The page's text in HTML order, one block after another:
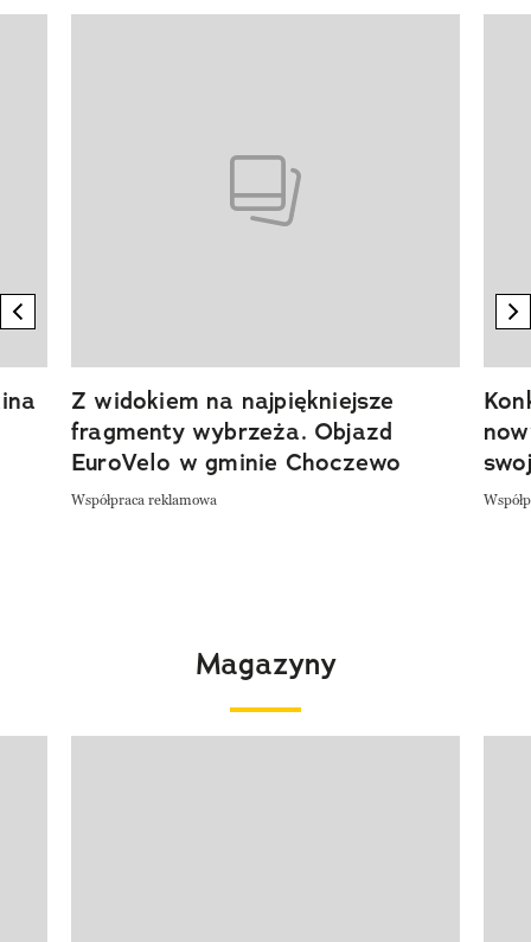
previous element
Z widokiem na najpiękniejsze
fragmenty wybrzeża. Objazd
EuroVelo w gminie Choczewo
Współpraca reklamowa
Magazyny